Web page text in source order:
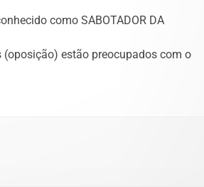
como SABOTADOR DA
(oposição) estão preocupados com o